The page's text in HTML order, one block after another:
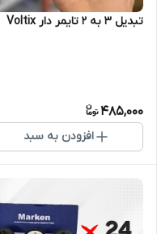
تبدیل 3 به 2 تایمر دار Voltix
485,000
افزودن به سبد